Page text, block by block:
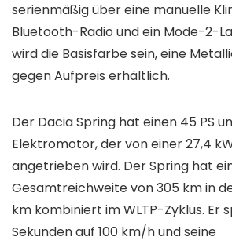
serienmäßig über eine manuelle
Bluetooth-Radio und ein Mode-2-
wird die Basisfarbe sein, eine
gegen Aufpreis erhältlich.
Der Dacia Spring hat einen 45 PS
Elektromotor, der von einer 27,4
angetrieben wird. Der Spring hat
Gesamtreichweite von 305 km in
km kombiniert im WLTP-Zyklus. Er
Sekunden auf 100 km/h und seine